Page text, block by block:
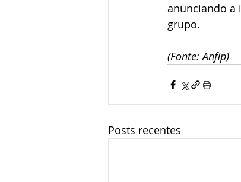
anunciando a
grupo.
(Fonte: Anfip)
Posts recentes